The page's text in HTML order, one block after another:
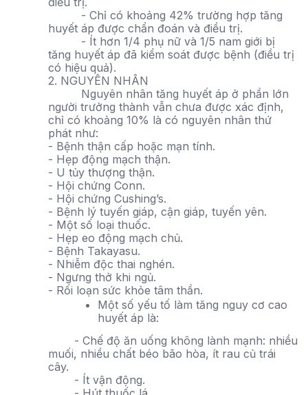
- Chỉ có khoảng 42% trường hợp tăng
huyết áp được chẩn đoán và điều trị.
- Ít hơn 1/4 phụ nữ và 1/5 nam giới bị
tăng huyết áp đã kiểm soát được bệnh (điều trị
có hiệu quả).
2. NGUYÊN NHÂN
Nguyên nhân tăng huyết áp ở phần lớn
người trưởng thành vẫn chưa được xác định,
chỉ có khoảng 10% là có nguyên nhân thứ
phát như:
- Bệnh thận cấp hoặc mạn tính.
- Hẹp động mạch thận.
- U tủy thượng thận.
- Hội chứng Conn.
- Hội chứng Cushing’s.
- Bệnh lý tuyến giáp, cận giáp, tuyến yên.
- Một số loại thuốc.
- Hẹp eo động mạch chủ.
- Bệnh Takayasu.
- Nhiễm độc thai nghén.
- Ngưng thở khi ngủ.
- Rối loạn sức khỏe tâm thần.
Một số yếu tố làm tăng nguy cơ cao
huyết áp là:
- Chế độ ăn uống không lành mạnh: nhiều
muối, nhiều chất béo bão hòa, ít rau củ trái
cây.
- Ít vận động.